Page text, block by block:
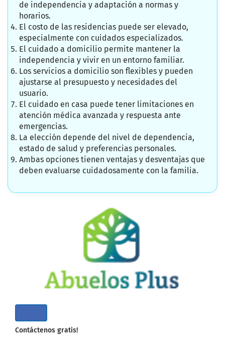
de independencia y adaptación a normas y
horarios.
El costo de las residencias puede ser elevado,
especialmente con cuidados especializados.
El cuidado a domicilio permite mantener la
independencia y vivir en un entorno familiar.
Los servicios a domicilio son flexibles y pueden
ajustarse al presupuesto y necesidades del
usuario.
El cuidado en casa puede tener limitaciones en
atención médica avanzada y respuesta ante
emergencias.
La elección depende del nivel de dependencia,
estado de salud y preferencias personales.
Ambas opciones tienen ventajas y desventajas que
deben evaluarse cuidadosamente con la familia.
Contáctenos gratis!